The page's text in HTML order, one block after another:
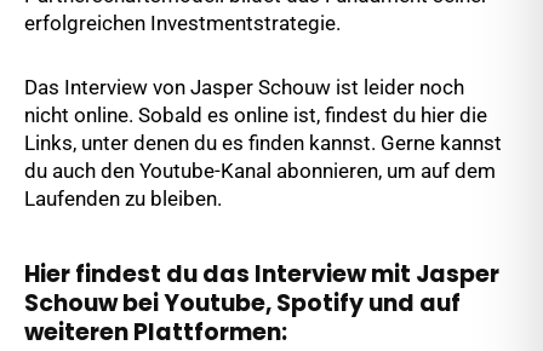
erfolgreichen Investmentstrategie.
Das Interview von Jasper Schouw ist leider noch
nicht online. Sobald es online ist, findest du hier die
Links, unter denen du es finden kannst. Gerne kannst
du auch den Youtube-Kanal abonnieren, um auf dem
Laufenden zu bleiben.
Hier findest du das Interview mit Jasper
Schouw bei Youtube, Spotify und auf
weiteren Plattformen: